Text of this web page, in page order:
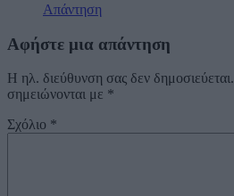
Απάντηση
Αφήστε μια απάντηση
Η ηλ. διεύθυνση σας δεν δημοσιεύεται.
σημειώνονται με *
Σχόλιο *